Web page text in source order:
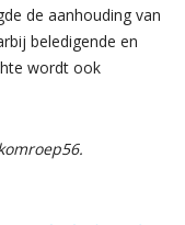
de aanhouding van
beledigende en
wordt ook